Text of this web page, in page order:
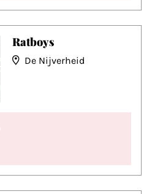
Ratboys
De Nijverheid